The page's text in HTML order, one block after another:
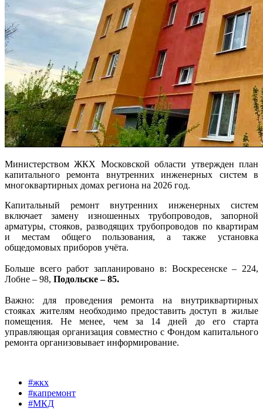
Министерством ЖКХ Московской области утвержден план
капитального ремонта внутренних инженерных систем в
многоквартирных домах региона на 2026 год.
Капитальный ремонт внутренних инженерных систем
включает замену изношенных трубопроводов, запорной
арматуры, стояков, разводящих трубопроводов по квартирам
и местам общего пользования, а также установка
общедомовых приборов учёта.
Больше всего работ запланировано в: Воскресенске – 224,
Лобне – 98, Подольске – 85.
Важно: для проведения ремонта на внутриквартирных
стояках жителям необходимо предоставить доступ в жилые
помещения. Не менее, чем за 14 дней до его старта
управляющая организация совместно с Фондом капитального
ремонта организовывает информирование.
#жкх
#капремонт
#МКД